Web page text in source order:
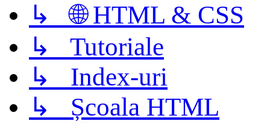
↳ 🌐 HTML & CSS
↳ Tutoriale
↳ Index-uri
↳ Școala HTML